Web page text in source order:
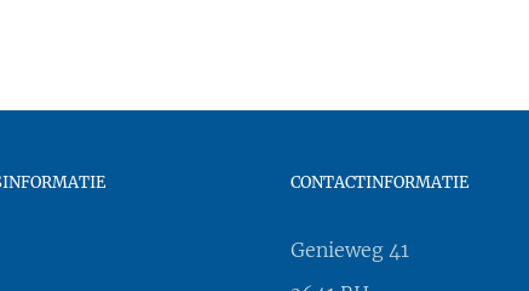
CONTACTINFORMATIE
Genieweg 41